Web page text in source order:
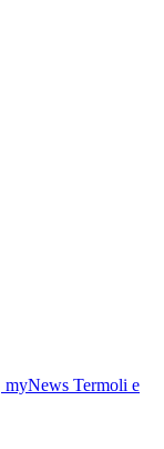
myNews Termoli e